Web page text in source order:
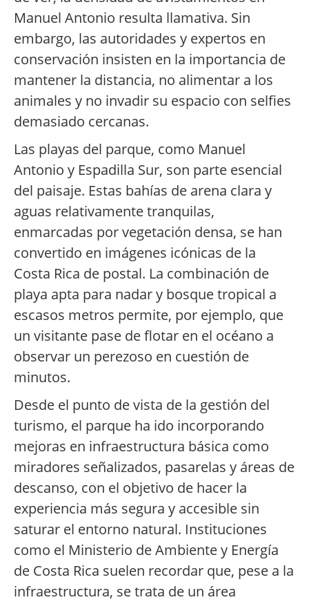
Manuel Antonio resulta llamativa. Sin
embargo, las autoridades y expertos en
conservación insisten en la importancia de
mantener la distancia, no alimentar a los
animales y no invadir su espacio con selfies
demasiado cercanas.
Las playas del parque, como Manuel
Antonio y Espadilla Sur, son parte esencial
del paisaje. Estas bahías de arena clara y
aguas relativamente tranquilas,
enmarcadas por vegetación densa, se han
convertido en imágenes icónicas de la
Costa Rica de postal. La combinación de
playa apta para nadar y bosque tropical a
escasos metros permite, por ejemplo, que
un visitante pase de flotar en el océano a
observar un perezoso en cuestión de
minutos.
Desde el punto de vista de la gestión del
turismo, el parque ha ido incorporando
mejoras en infraestructura básica como
miradores señalizados, pasarelas y áreas de
descanso, con el objetivo de hacer la
experiencia más segura y accesible sin
saturar el entorno natural. Instituciones
como el Ministerio de Ambiente y Energía
de Costa Rica suelen recordar que, pese a la
infraestructura, se trata de un área